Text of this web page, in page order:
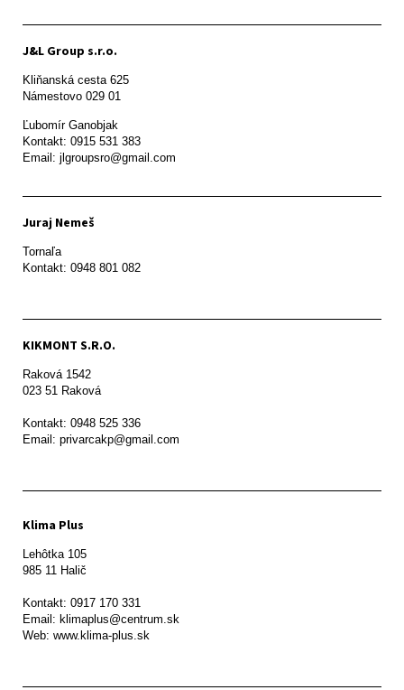
J&L Group s.r.o.
Kliňanská cesta 625
Námestovo 029 01
Ľubomír Ganobjak
Kontakt: 0915 531 383
Email: jlgroupsro@gmail.com
Juraj Nemeš
Tornaľa
Kontakt: 0948 801 082
KIKMONT S.R.O.
Raková 1542
023 51 Raková
Kontakt: 0948 525 336
Email: privarcakp@gmail.com
Klima Plus
Lehôtka 105
985 11 Halič
Kontakt: 0917 170 331
Email: klimaplus@centrum.sk